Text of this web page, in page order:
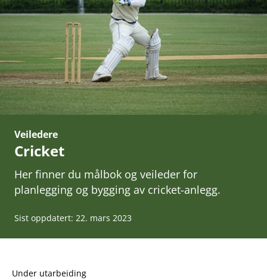
Veiledere
Cricket
Her finner du målbok og veileder for
planlegging og bygging av cricket-anlegg.
Sist oppdatert: 22. mars 2023
Under utarbeiding